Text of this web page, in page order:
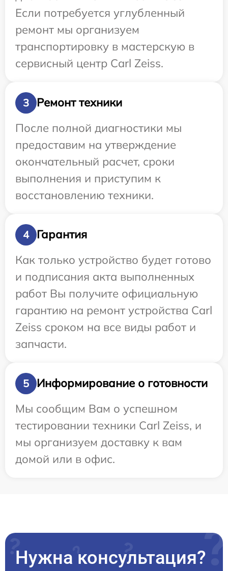
Если потребуется углубленный
ремонт мы организуем
транспортировку в мастерскую в
сервисный центр Carl Zeiss.
3
Ремонт техники
После полной диагностики мы
предоставим на утверждение
окончательный расчет, сроки
выполнения и приступим к
восстановлению техники.
4
Гарантия
Как только устройство будет готово
и подписания акта выполненных
работ Вы получите официальную
гарантию на ремонт устройства Carl
Zeiss сроком на все виды работ и
запчасти.
5
Информирование о готовности
Мы сообщим Вам о успешном
тестировании техники Carl Zeiss, и
мы организуем доставку к вам
домой или в офис.
Нужна консультация?